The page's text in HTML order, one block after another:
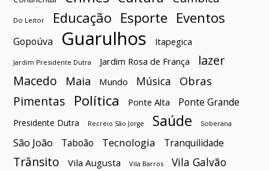
Do Leitor Educação Esporte Eventos
Gopoúva Guarulhos Itapegica
Jardim Presidente Dutra Jardim Rosa de França
lazer
Macedo
Maia Mundo Música Obras
Pimentas Política Ponte Alta Ponte Grande
Presidente Dutra Recreio São Jorge Saúde Soberana
São João Taboão Tecnologia Tranquilidade
Trânsito Vila Augusta Vila Barros Vila Galvão